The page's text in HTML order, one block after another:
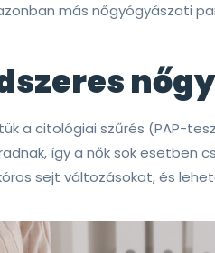
más nőgyógyászati
a citológiai szűrés (PAP-
így a nők sok esetben
sejt változásokat, és